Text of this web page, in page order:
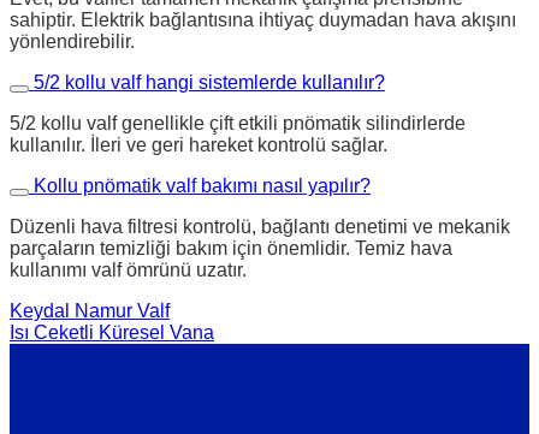
sahiptir. Elektrik bağlantısına ihtiyaç duymadan hava akışını
yönlendirebilir.
5/2 kollu valf hangi sistemlerde kullanılır?
5/2 kollu valf genellikle çift etkili pnömatik silindirlerde
kullanılır. İleri ve geri hareket kontrolü sağlar.
Kollu pnömatik valf bakımı nasıl yapılır?
Düzenli hava filtresi kontrolü, bağlantı denetimi ve mekanik
parçaların temizliği bakım için önemlidir. Temiz hava
kullanımı valf ömrünü uzatır.
Keydal Namur Valf
Isı Ceketli Küresel Vana